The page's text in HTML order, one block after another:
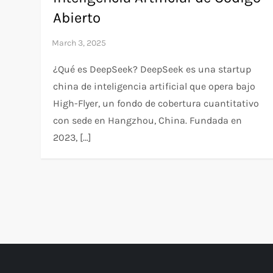
Abierto
¿Qué es DeepSeek? DeepSeek es una startup
china de inteligencia artificial que opera bajo
High-Flyer, un fondo de cobertura cuantitativo
con sede en Hangzhou, China. Fundada en
2023, […]